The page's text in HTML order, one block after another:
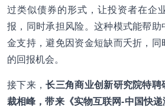
过类似债券的形式，让投资者在企
报，同时承担风险。这种模式能帮
金支持，避免因资金短缺而夭折，
的回报机会。
接下来，长三角商业创新研究院特
裁相峰，带来《实物互联网-中国快